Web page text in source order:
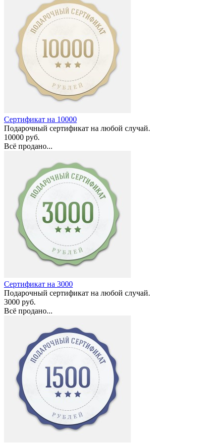
Сертификат на 10000
Подарочный сертификат на любой случай.
10000 руб.
Всё продано...
Сертификат на 3000
Подарочный сертификат на любой случай.
3000 руб.
Всё продано...